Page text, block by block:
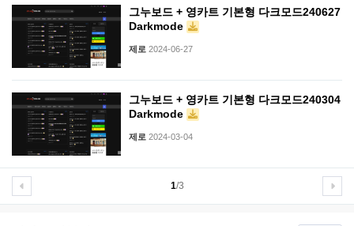
그누보드 + 영카트 기본형 다크모드240627
Darkmode
제로 2024-06-27
그누보드 + 영카트 기본형 다크모드240304
Darkmode
제로 2024-03-04
1/3